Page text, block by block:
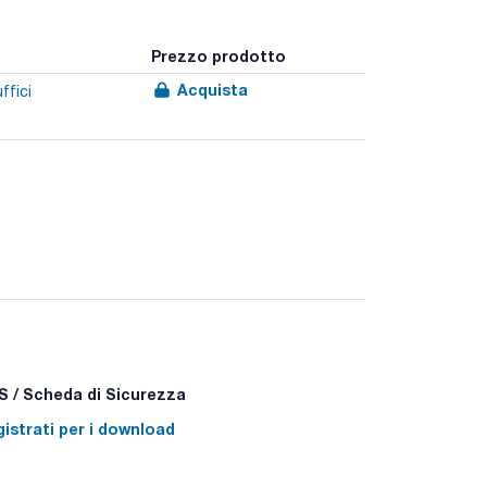
Prezzo prodotto
Acquista
/ Scheda di Sicurezza
per i download